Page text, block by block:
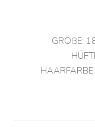
GRÖßE:
HAARFARBE: